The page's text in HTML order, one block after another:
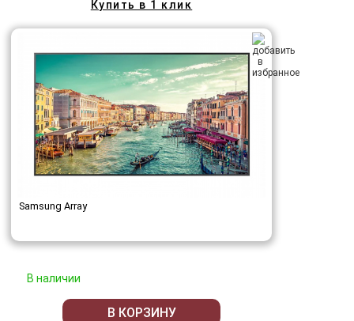
Купить в 1 клик
Samsung Array
В наличии
В КОРЗИНУ